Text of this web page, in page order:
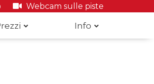
Webcam sulle piste
Info